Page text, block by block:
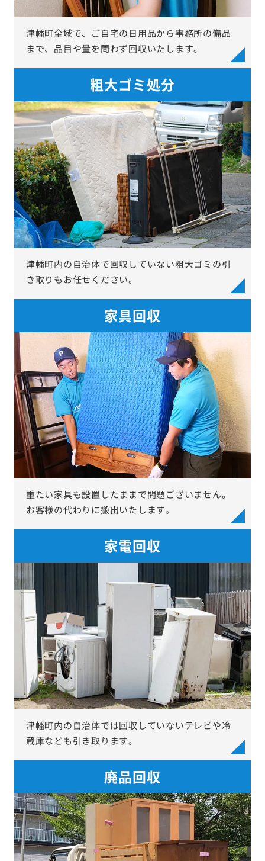
津幡町全域で、ご自宅の日用品から事務所の備品
まで、品目や量を問わず回収いたします。
粗大ゴミ処分
津幡町内の自治体で回収していない粗大ゴミの引
き取りもお任せください。
家具回収
重たい家具も設置したままで問題ございません。
お客様の代わりに搬出いたします。
家電回収
津幡町内の自治体では回収していないテレビや冷
蔵庫なども引き取ります。
廃品回収